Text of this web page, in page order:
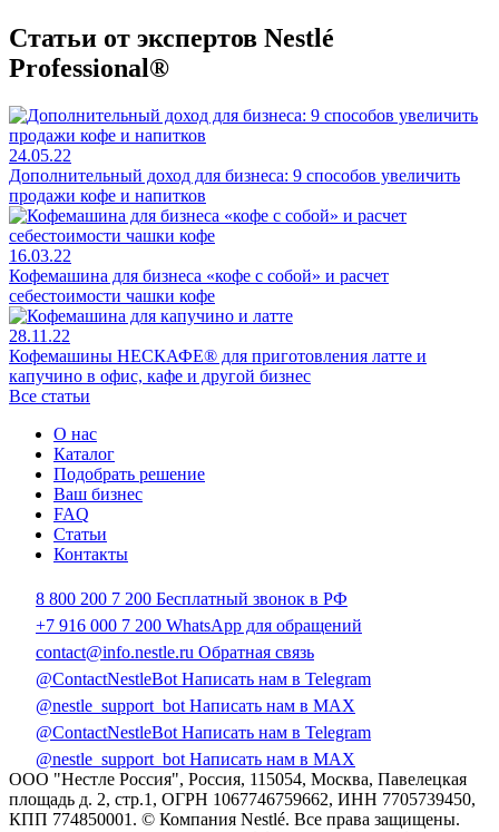
Статьи от экспертов Nestlé
Professional®
24.05.22
Дополнительный доход для бизнеса: 9 способов увеличить
продажи кофе и напитков
16.03.22
Кофемашина для бизнеса «кофе с собой» и расчет
себестоимости чашки кофе
28.11.22
Кофемашины НЕСКАФЕ® для приготовления латте и
капучино в офис, кафе и другой бизнес
Все статьи
О нас
Каталог
Подобрать решение
Ваш бизнес
FAQ
Статьи
Контакты
8 800 200 7 200 Бесплатный звонок в РФ
+7 916 000 7 200 WhatsApp для обращений
contact@info.nestle.ru Обратная связь
@ContactNestleBot Написать нам в Telegram
@nestle_support_bot Написать нам в MAX
@ContactNestleBot Написать нам в Telegram
@nestle_support_bot Написать нам в MAX
ООО "Нестле Россия", Россия, 115054, Москва, Павелецкая
площадь д. 2, стр.1, ОГРН 1067746759662, ИНН 7705739450,
КПП 774850001. © Компания Nestlé. Все права защищены.